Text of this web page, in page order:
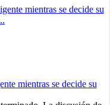
mientras se decide su